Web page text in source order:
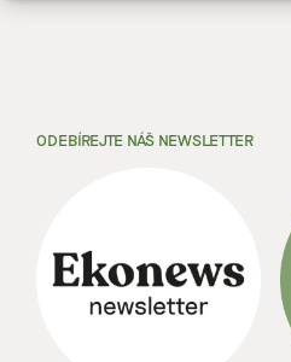
ODEBÍREJTE NÁŠ NEWSLETTER